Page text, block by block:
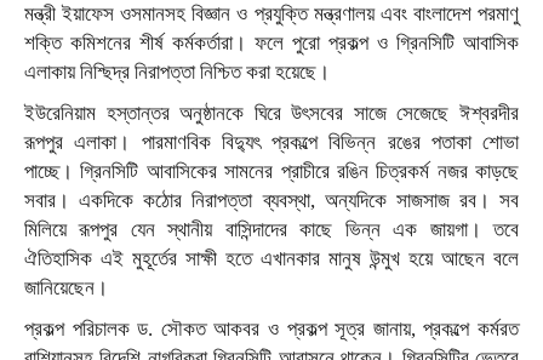
মন্ত্রী ইয়াফেস ওসমানসহ বিজ্ঞান ও প্রযুক্তি মন্ত্রণালয় এবং বাংলাদেশ পরমাণু
শক্তি কমিশনের শীর্ষ কর্মকর্তারা। ফলে পুরো প্রকল্প ও গ্রিনসিটি আবাসিক
এলাকায় নিশ্ছিদ্র নিরাপত্তা নিশ্চিত করা হয়েছে।
ইউরেনিয়াম হস্তান্তর অনুষ্ঠানকে ঘিরে উৎসবের সাজে সেজেছে ঈশ্বরদীর
রূপপুর এলাকা। পারমাণবিক বিদ্যুৎ প্রকল্পে বিভিন্ন রঙের পতাকা শোভা
পাচ্ছে। গ্রিনসিটি আবাসিকের সামনের প্রাচীরে রঙিন চিত্রকর্ম নজর কাড়ছে
সবার। একদিকে কঠোর নিরাপত্তা ব্যবস্থা, অন্যদিকে সাজসাজ রব। সব
মিলিয়ে রূপপুর যেন স্থানীয় বাসিন্দাদের কাছে ভিন্ন এক জায়গা। তবে
ঐতিহাসিক এই মুহূর্তের সাক্ষী হতে এখানকার মানুষ উন্মুখ হয়ে আছেন বলে
জানিয়েছেন।
প্রকল্প পরিচালক ড. সৌকত আকবর ও প্রকল্প সূত্র জানায়, প্রকল্পে কর্মরত